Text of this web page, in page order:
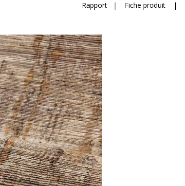
Rapport| Fiche produit |